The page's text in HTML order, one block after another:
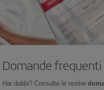
Domande frequenti
Hai dubbi? Consulta le nostre